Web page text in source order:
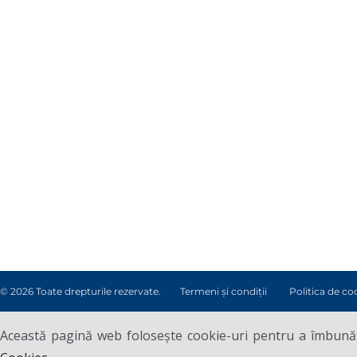
© 2026 Toate drepturile rezervate. Termeni și condiții Politica de
Această pagină web folosește cookie-uri pentru a